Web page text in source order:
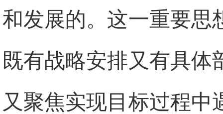
和发展的。这一重要思
既有战略安排又有具体
又聚焦实现目标过程中